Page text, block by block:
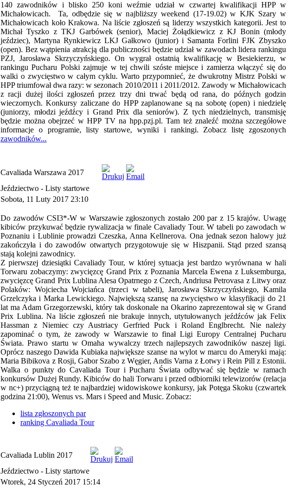
140 zawodników i blisko 250 koni weźmie udział w czwartej kwalifikacji HPP w
Michałowicach. Ta, odbędzie się w najbliższy weekend (17-19.02) w KJK Szary w
Michałowicach koło Krakowa. Na liście zgłoszeń są liderzy wszystkich kategorii. Jest to
Michał Tyszko z TKJ Garbówek (senior), Maciej Żołądkiewicz z KJ Bonin (młody
jeździec), Martyna Rynkiewicz LKJ Gałkowo (junior) i Samanta Forlini FJK Zbyszko
(open). Bez wątpienia atrakcją dla publiczności będzie udział w zawodach lidera rankingu
PZJ, Jarosława Skrzyczyńskiego. On wygrał ostatnią kwalifikację w Besiekierzu, w
rankingu Pucharu Polski zajmuje w tej chwili szóste miejsce i zamierza włączyć się do
walki o zwycięstwo w całym cyklu. Warto przypomnieć, że dwukrotny Mistrz Polski w
HPP triumfował dwa razy: w sezonach 2010/2011 i 2011/2012. Zawody w Michałowicach
z racji dużej ilości zgłoszeń przez trzy dni trwać będą od rana, do późnych godzin
wieczornych. Konkursy zaliczane do HPP zaplanowane są na sobotę (open) i niedzielę
(juniorzy, młodzi jeźdźcy i Grand Prix dla seniorów). Z tych niedzielnych, transmisję
będzie można obejrzeć w HPP TV na hpp.pzj.pl. Tam też znaleźć można szczegółowe
informacje o programie, listy startowe, wyniki i rankingi. Zobacz listę zgoszonych
zawodników...
Cavaliada Warszawa 2017
Jeździectwo - Listy startowe
Sobota, 11 Luty 2017 23:10
Do zawodów CSI3*-W w Warszawie zgłoszonych zostało 200 par z 15 krajów. Uwagę
kibiców przykuwać będzie rywalizacja w finale Cavaliady Tour. W tabeli po zawodach w
Poznaniu i Lublinie prowadzi Czeszka, Anna Kellnerova. Ona jednak sezon halowy już
zakończyła i do zawodów otwartych przygotowuje się w Hiszpanii. Stąd przed szansą
stają kolejni zawodnicy.
Z pierwszej dziesiątki Cavaliady Tour, w której sytuacja jest bardzo wyrównana w hali
Torwaru zobaczymy: zwycięzcę Grand Prix z Poznania Marcela Ewena z Luksemburga,
zwycięzcę Grand Prix Lublina Alesa Opatrnego z Czech, Andriusa Petrovasa z Litwy oraz
Polaków: Wojciecha Wojciańca (trzeci w tabeli), Jarosława Skrzyczyńskiego, Kamila
Grzelczyka i Marka Lewickiego. Największą szansę na zwycięstwo w klasyfikacji do 21
lat ma Adam Grzegorzewski, który tak doskonale na Okarino zaprezentował się w Grand
Prix Lublina. Na liście zgłoszeń nie brakuje innych, utytułowanych jeźdźców jak Felix
Hassman z Niemiec czy Austriacy Gerfried Puck i Roland Englbrecht. Nie należy
zapominać o tym, że zawody w Warszawie to finał Ligi Europy Centralnej Pucharu
Świata. Prawo startu w Omaha wywalczy trzech najlepszych zawodników naszej ligi.
Oprócz naszego Dawida Kubiaka największe szanse na wylot w marcu do Ameryki mają:
Maria Bibikova z Rosji, Gabor Szabo z Węgier, Andis Varna z Łotwy i Rein Pill z Estonii.
Walka o punkty do Cavaliada Tour i Pucharu Świata odbywać się będzie w ramach
konkursów Dużej Rundy. Kibiców do hali Torwaru i przed odbiorniki telewizorów (relacja
w nc+) przyciągną też te najbardziej widowiskowe konkursy, jak Potęga Skoku (czwartek
godzina 21:00), Wenus vs. Mars i Speed and Music. Zobacz:
lista zgłoszonych par
ranking Cavaliada Tour
Cavaliada Lublin 2017
Jeździectwo - Listy startowe
Wtorek, 24 Styczeń 2017 15:14